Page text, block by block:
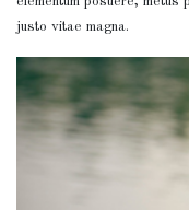
justo vitae magna.